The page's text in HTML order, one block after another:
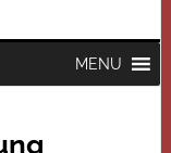
MENU